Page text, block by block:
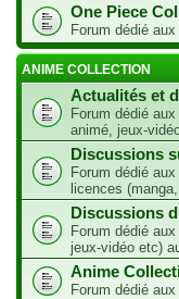
One Piece
Forum dédié
ANIME COLLECTION
Actualités et
Forum dédié
animé, jeux-
Discussions
Forum dédié
licences
Discussions
Forum dédié
jeux-vidéo etc)
Anime
Forum dédié